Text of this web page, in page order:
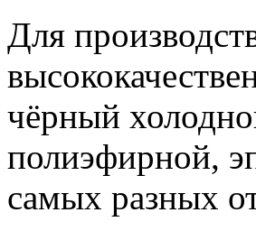
Для
чёрный
полиэфирной,
самых разных